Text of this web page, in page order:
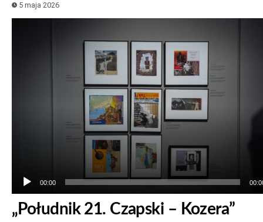
5 maja 2026
00:00
„Południk 21. Czapski – Kozera”